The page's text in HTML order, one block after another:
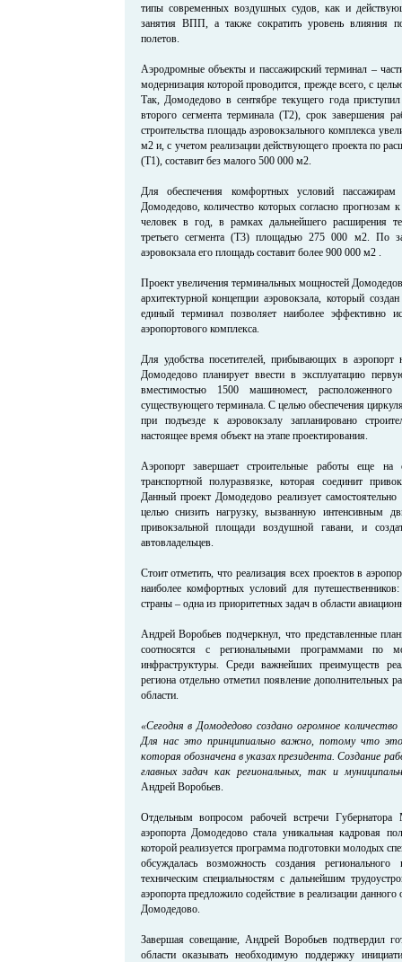
типы современных воздушных судов, как и
занятия ВПП, а также сократить уровень влияния
полетов.
Аэродромные объекты и пассажирский терминал –
модернизация которой проводится, прежде всего, с
Так, Домодедово в сентябре текущего года
второго сегмента терминала (Т2), срок завершения
строительства площадь аэровокзального комплекса
м2 и, с учетом реализации действующего проекта по
(Т1), составит без малого 500 000 м2.
Для обеспечения комфортных условий
Домодедово, количество которых согласно прогнозам
человек в год, в рамках дальнейшего расширения
третьего сегмента (Т3) площадью 275 000 м2. По
аэровокзала его площадь составит более 900 000 м2 .
Проект увеличения терминальных мощностей
архитектурной концепции аэровокзала, который
единый терминал позволяет наиболее эффективно
аэропортового комплекса.
Для удобства посетителей, прибывающих в
Домодедово планирует ввести в эксплуатацию
вместимостью 1500 машиномест, расположенного
существующего терминала. С целью обеспечения
при подъезде к аэровокзалу запланировано
настоящее время объект на этапе проектирования.
Аэропорт завершает строительные работы еще
транспортной полуразвязке, которая соединит
Данный проект Домодедово реализует
целью снизить нагрузку, вызванную интенсивным
привокзальной площади воздушной гавани, и
автовладельцев.
Стоит отметить, что реализация всех проектов в
наиболее комфортных условий для
страны – одна из приоритетных задач в области
Андрей Воробьев подчеркнул, что представленные
соотносятся с региональными программами по
инфраструктуры. Среди важнейших преимуществ
региона отдельно отметил появление дополнительных
области.
«Сегодня в Домодедово создано огромное
Для нас это принципиально важно, потому что это
которая обозначена в указах президента. Создание
главных задач как региональных, так и
Андрей Воробьев.
Отдельным вопросом рабочей встречи Губернатора
аэропорта Домодедово стала уникальная кадровая
которой реализуется программа подготовки молодых
обсуждалась возможность создания
техническим специальностям с дальнейшим
аэропорта предложило содействие в реализации данного
Домодедово.
Завершая совещание, Андрей Воробьев подтвердил
области оказывать необходимую поддержку